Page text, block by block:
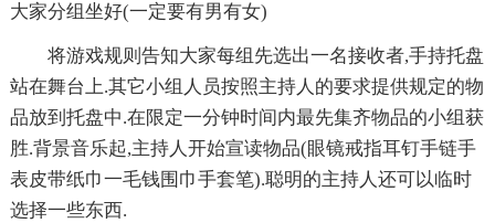
大家分组坐好(一定要有男有女)
将游戏规则告知大家每组先选出一名接收者,手持托盘
站在舞台上.其它小组人员按照主持人的要求提供规定的物
品放到托盘中.在限定一分钟时间内最先集齐物品的小组获
胜.背景音乐起,主持人开始宣读物品(眼镜戒指耳钉手链手
表皮带纸巾一毛钱围巾手套笔).聪明的主持人还可以临时
选择一些东西.